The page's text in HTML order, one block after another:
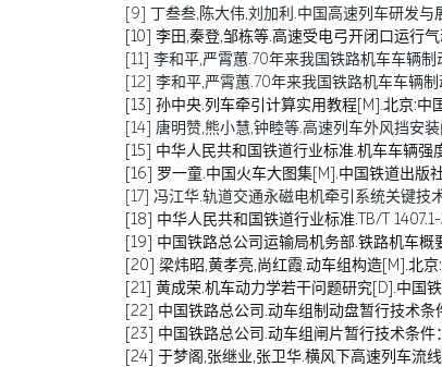
[9] 丁叁叁,陈大伟,刘加利.中国高速列车研发
[10] 李田,秦登,邹栋等.高速受电弓开闭口运行
[11] 李和平,严霄蕙.70年来我国铁路机车车辆
[12] 李和平,严霄蕙.70年来我国铁路机车车辆
[13] 孙中央.列车牵引计算实用教程[M].北京:中
[14] 唐明赞,熊小慧,钟睦等.高速列车外风挡安
[15] 中华人民共和国铁道行业标准.机车车辆
[16] 罗一童.中国火车大图集[M].中国铁道出版
[17] 冯江华.轨道交通永磁电机牵引系统关键
[18] 中华人民共和国铁道行业标准.TB/T
[19] 中国铁路总公司运输局机务部.铁路机车
[20] 梁炜昭,黄孝亮,尚红霞.动车组构造[M].北京
[21] 黄成荣.机车动力学若干问题研究[D].中国
[22] 中国铁路总公司.动车组制动盘暂行技术条
[23] 中国铁路总公司.动车组闸片暂行技术条件
[24] 于梦阁,张继业,张卫华.横风下高速列车流